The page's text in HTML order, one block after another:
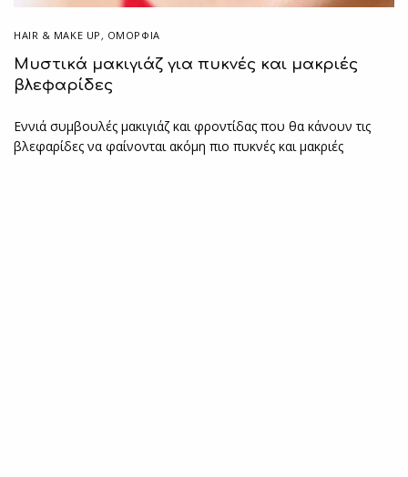
HAIR & MAKE UP , ΟΜΟΡΦΙΑ
Μυστικά μακιγιάζ για πυκνές και μακριές
βλεφαρίδες
Εννιά συμβουλές μακιγιάζ και φροντίδας που θα κάνουν τις
βλεφαρίδες να φαίνονται ακόμη πιο πυκνές και μακριές